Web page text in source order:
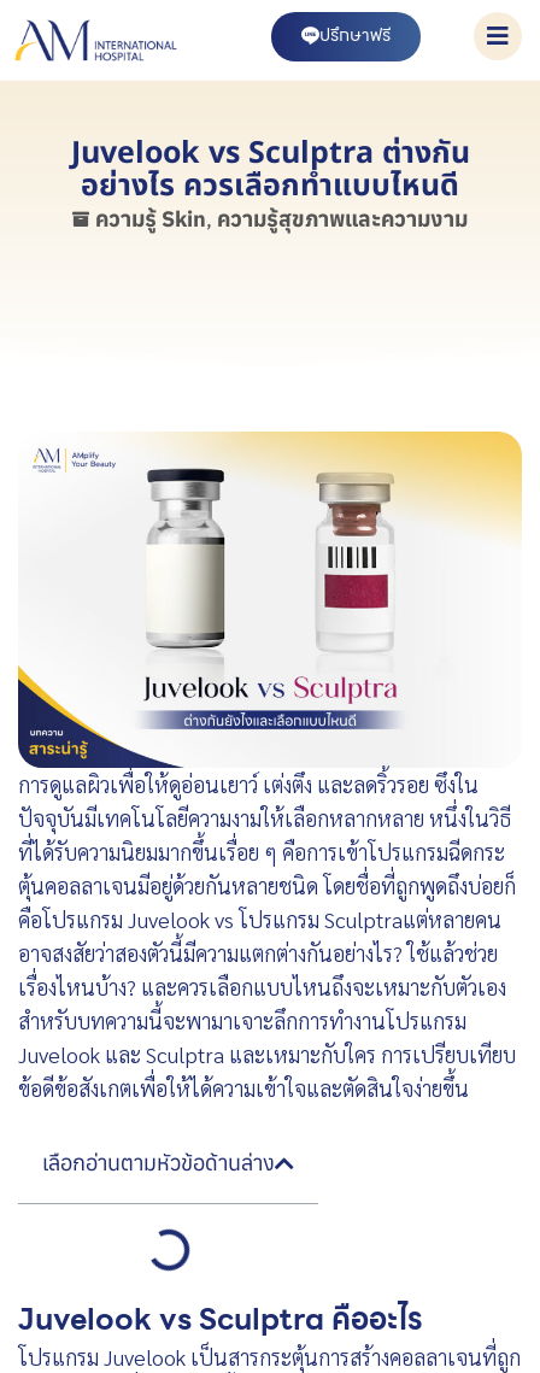
ปรึกษาฟรี
Juvelook vs Sculptra ต่างกัน
อย่างไร ควรเลือกทำแบบไหนดี
ความรู้ Skin, ความรู้สุขภาพและความงาม
การดูแลผิวเพื่อให้ดูอ่อนเยาว์ เต่งตึง และลดริ้วรอย ซึงใน
ปัจจุบันมีเทคโนโลยีความงามให้เลือกหลากหลาย หนึ่งในวิธี
ที่ได้รับความนิยมมากขึ้นเรื่อย ๆ คือการเข้าโปรแกรมฉีดกระ
ตุ้นคอลลาเจนมีอยู่ด้วยกันหลายชนิด โดยชื่อที่ถูกพูดถึงบ่อยก็
คือโปรแกรม Juvelook vs โปรแกรม Sculptraแต่หลายคน
อาจสงสัยว่าสองตัวนี้มีความแตกต่างกันอย่างไร? ใช้แล้วช่วย
เรื่องไหนบ้าง? และควรเลือกแบบไหนถึงจะเหมาะกับตัวเอง
สำหรับบทความนี้จะพามาเจาะลึกการทำงานโปรแกรม
Juvelook และ Sculptra และเหมาะกับใคร การเปรียบเทียบ
ข้อดีข้อสังเกตเพื่อให้ได้ความเข้าใจและตัดสินใจง่ายขึ้น
เลือกอ่านตามหัวข้อด้านล่าง
Juvelook vs Sculptra คืออะไร
โปรแกรม Juvelook เป็นสารกระตุ้นการสร้างคอลลาเจนที่ถูก